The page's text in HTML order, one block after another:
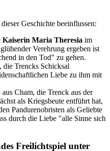
Geschichte beeinflussen:
Kaiserin Maria Theresia im
Verehrung ergeben ist
in den Tod" zu gehen.
, die Trencks Schicksal
Liebe zu ihm mit
aus Cham, die Trenck aus der
als Kriegsbeute entführt hat,
Pandurenobristen als Geliebte
durch die Liebe "alle Sinne sich
Freilichtspiel unter